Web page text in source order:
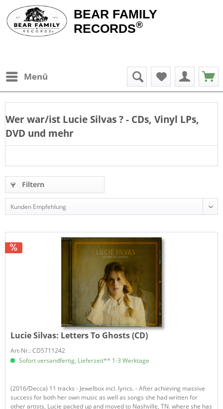
BEAR FAMILY
RECORDS®
Menü
Wer war/ist Lucie Silvas? - CDs, Vinyl LPs,
DVD und mehr
Filtern
Lucie Silvas: Letters To Ghosts (CD)
Art-Nr.: CD5711242
Sofort versandfertig, Lieferzeit** 1-3 Werktage
(2016/Decca) 11 tracks - Jewelbox incl. lyrics. - After achieving massive
success for both her own music as well as songs she had written for
other artists, Lucie packed up and moved to Nashville, TN. where she has